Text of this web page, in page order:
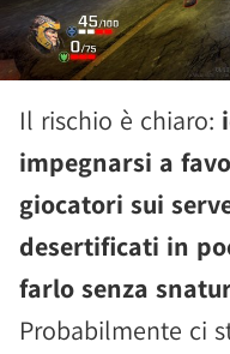
Il rischio è chiaro:
impegnarsi a
giocatori sui
desertificati in
farlo senza
Probabilmente ci